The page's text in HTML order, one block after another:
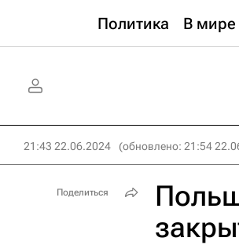
Политика В мире
21:43 22.06.2024 (обновлено: 21:54
Поделиться